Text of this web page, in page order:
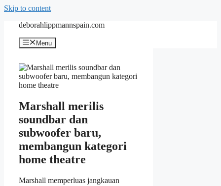
Skip to content
deborahlippmannspain.com
Menu
Marshall merilis
soundbar dan
subwoofer baru,
membangun kategori
home theatre
Marshall memperluas jangkauan